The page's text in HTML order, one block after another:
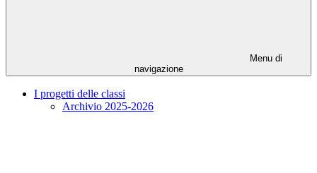
Menu di
navigazione
I progetti delle classi
Archivio 2025-2026